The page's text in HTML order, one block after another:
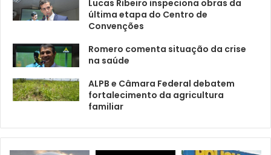
Lucas Ribeiro inspeciona obras da
última etapa do Centro de
Convenções
Romero comenta situação da crise
na saúde
ALPB e Câmara Federal debatem
fortalecimento da agricultura
familiar